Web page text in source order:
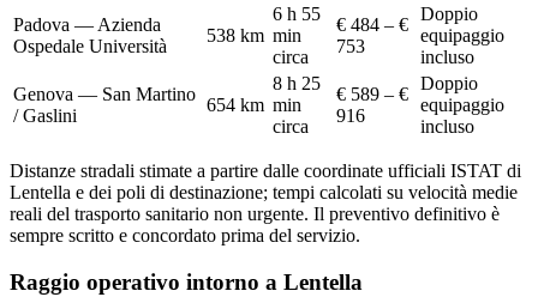
Padova — Azienda
Ospedale Università
538 km
6 h 55
min
circa
€ 484 – €
753
Doppio
equipaggio
incluso
Genova — San Martino
/ Gaslini
654 km
8 h 25
min
circa
€ 589 – €
916
Doppio
equipaggio
incluso
Distanze stradali stimate a partire dalle coordinate ufficiali ISTAT di
Lentella e dei poli di destinazione; tempi calcolati su velocità medie
reali del trasporto sanitario non urgente. Il preventivo definitivo è
sempre scritto e concordato prima del servizio.
Raggio operativo intorno a Lentella